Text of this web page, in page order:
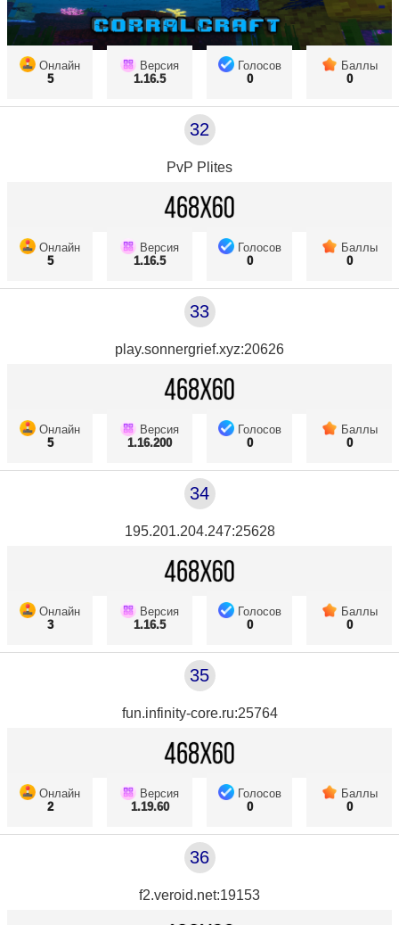
Онлайн
5
Версия
1.16.5
Голосов
0
Баллы
0
32
PvP Plites
Онлайн
5
Версия
1.16.5
Голосов
0
Баллы
0
33
play.sonnergrief.xyz:20626
Онлайн
5
Версия
1.16.200
Голосов
0
Баллы
0
34
195.201.204.247:25628
Онлайн
3
Версия
1.16.5
Голосов
0
Баллы
0
35
fun.infinity-core.ru:25764
Онлайн
2
Версия
1.19.60
Голосов
0
Баллы
0
36
f2.veroid.net:19153